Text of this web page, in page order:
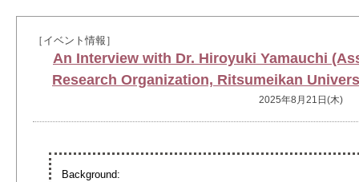
［イベント情報］
An Interview with Dr. Hiroyuki Yamauchi
Research Organization, Ritsumeikan
2025年8月21日(木)
Background: